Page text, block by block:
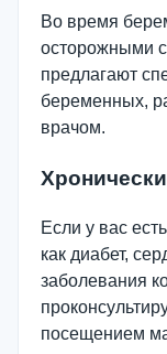
Во время
осторожными
предлагают
беременных,
врачом.
Если у вас
как диабет,
заболевания
посещением